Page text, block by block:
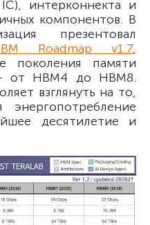
интерконнекта и
компонентов. В
презентовал
Roadmap v1.7,
поколения памяти
от HBM4 до HBM8.
взглянуть на то,
энергопотребление
десятилетие и